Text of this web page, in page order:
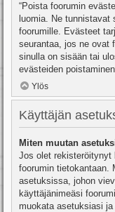
“Poista foorumin
luomia. Ne
foorumille. Evästeet
seurantaa, jos ne ovat
sinulla on sisään tai
evästeiden
Ylös
Käyttäjän
Miten muutan
Jos olet
foorumin tietokantaan.
asetuksissa, johon
käyttäjänimeäsi
muokata asetuksiasi ja